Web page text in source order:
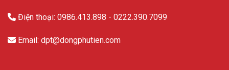
Điện thoại: 0986.413.898 - 0222.390.7099
Email: dpt@dongphutien.com